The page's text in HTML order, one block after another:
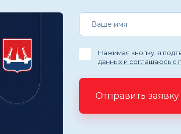
Нажимая кнопку, я
данных и соглашаюсь с
Отправить заявку